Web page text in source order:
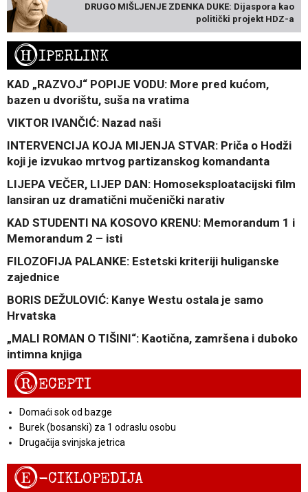
DRUGO MIŠLJENJE ZDENKA DUKE: Dijaspora kao
politički projekt HDZ-a
HIPERLINK
KAD „RAZVOJ“ POPIJE VODU: More pred kućom,
bazen u dvorištu, suša na vratima
VIKTOR IVANČIĆ: Nazad naši
INTERVENCIJA KOJA MIJENJA STVAR: Priča o Hodži
koji je izvukao mrtvog partizanskog komandanta
LIJEPA VEČER, LIJEP DAN: Homoseksploatacijski film
lansiran uz dramatični mučenički narativ
KAD STUDENTI NA KOSOVO KRENU: Memorandum 1 i
Memorandum 2 – isti
FILOZOFIJA PALANKE: Estetski kriteriji huliganske
zajednice
BORIS DEŽULOVIĆ: Kanye Westu ostala je samo
Hrvatska
„MALI ROMAN O TIŠINI“: Kaotična, zamršena i duboko
intimna knjiga
RECEPTI
Domaći sok od bazge
Burek (bosanski) za 1 odraslu osobu
Drugačija svinjska jetrica
E-CIKLOPEDIJA